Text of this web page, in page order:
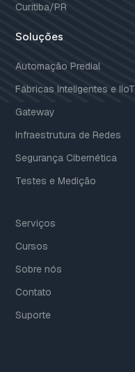
Curitiba/PR
Soluções
Automação Predial
Fábricas Inteligentes e IIoT
Gateway
Infraestrutura de Redes
Segurança Cibernética
Testes e Medição
Serviços
Cursos
Sobre nós
Contato
Suporte